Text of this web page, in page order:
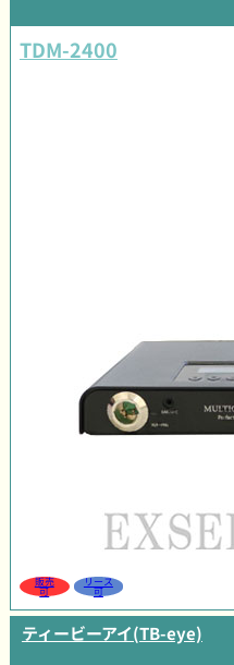
TDM-2400
販売
可
リース
可
ティービーアイ(TB-eye)